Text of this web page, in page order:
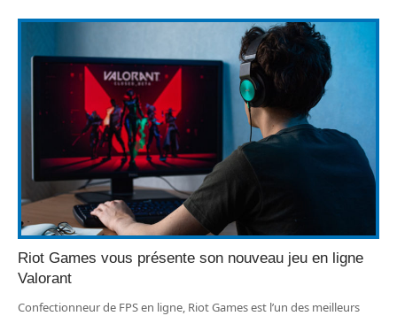
Riot Games vous présente son nouveau jeu en ligne
Valorant
Confectionneur de FPS en ligne, Riot Games est l’un des meilleurs